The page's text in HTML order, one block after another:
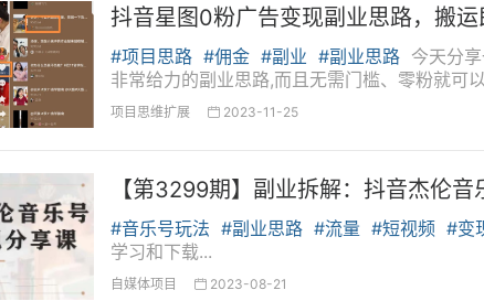
抖音星图0粉广告变现副业思路，搬
#项目思路 #佣金 #副业 #副业思路 今天分
非常给力的副业思路,而且无需门槛、零粉就可
目介绍...
项目思维扩展  2023-11-25
【第3299期】副业拆解：抖音杰伦
#音乐号玩法 #副业思路 #流量 #短视频 #变
学习和下载...
自媒体项目  2023-08-21